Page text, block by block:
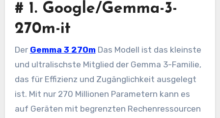
# 1. Google/Gemma-3-
270m-it
Der Gemma 3 270m Das Modell ist das kleinste
und ultralischste Mitglied der Gemma 3-Familie,
das für Effizienz und Zugänglichkeit ausgelegt
ist. Mit nur 270 Millionen Parametern kann es
auf Geräten mit begrenzten Rechenressourcen